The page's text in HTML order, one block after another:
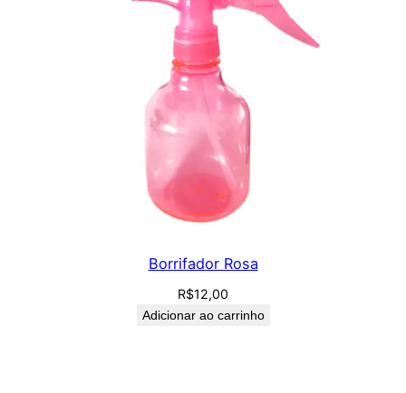
Borrifador Rosa
R$12,00
Adicionar ao carrinho